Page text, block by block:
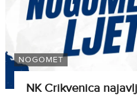
NOGOMET
NK Crikvenica